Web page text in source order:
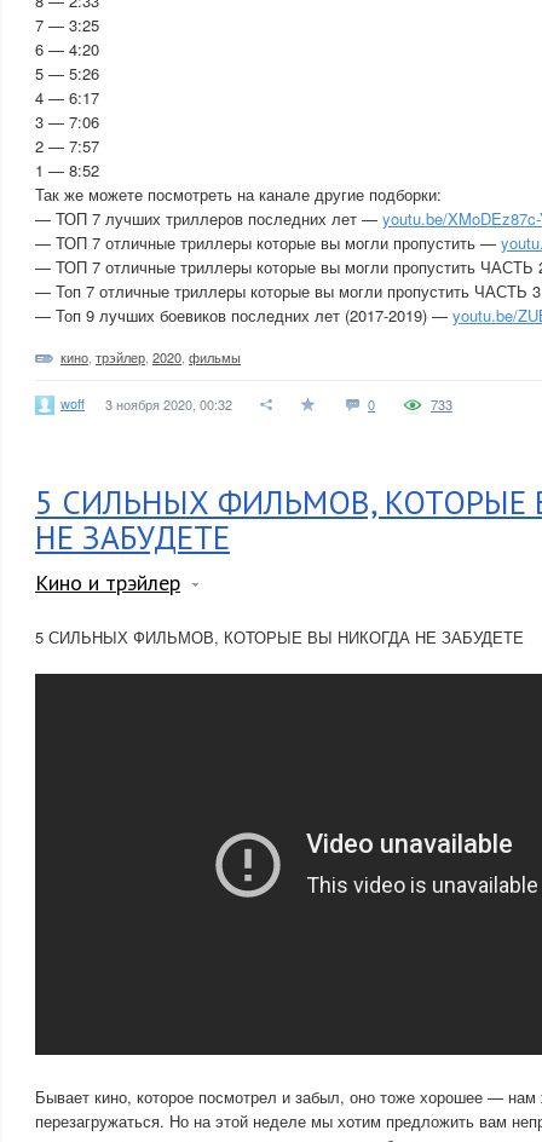
7 — 3:25
6 — 4:20
5 — 5:26
4 — 6:17
3 — 7:06
2 — 7:57
1 — 8:52
Так же можете посмотреть на канале другие подборки:
— ТОП 7 лучших триллеров последних лет — youtu.be/
— ТОП 7 отличные триллеры которые вы могли пропустить —
— ТОП 7 отличные триллеры которые вы могли пропустить
— Топ 7 отличные триллеры которые вы могли пропустить
— Топ 9 лучших боевиков последних лет (2017-2019) — youtu.be/
кино трэйлер 2020 фильмы
woff 3 ноября 2020, 00:32 0 733
5 СИЛЬНЫХ ФИЛЬМОВ, КОТОРЫЕ
НЕ ЗАБУДЕТЕ
Кино и трэйлер
5 СИЛЬНЫХ ФИЛЬМОВ, КОТОРЫЕ ВЫ НИКОГДА НЕ ЗАБУДЕТЕ
Бывает кино, которое посмотрел и забыл, оно тоже хорошее — нам
перезагружаться. Но на этой неделе мы хотим предложить вам